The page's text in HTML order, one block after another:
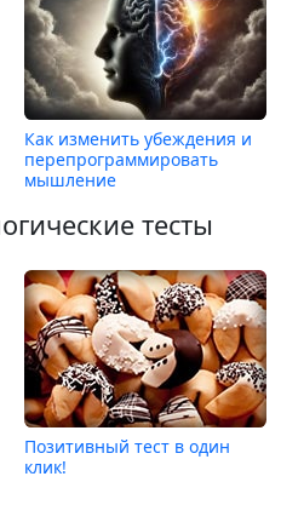
Как изменить убеждения и
перепрограммировать
мышление
тесты
Позитивный тест в один
клик!